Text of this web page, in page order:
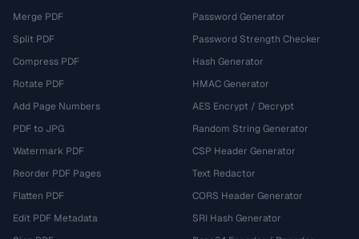
Merge PDF
Split PDF
Compress PDF
Rotate PDF
Add Page Numbers
PDF to JPG
Watermark PDF
Reorder PDF Pages
Flatten PDF
Edit PDF Metadata
Password Generator
Password Strength Checker
Hash Generator
HMAC Generator
AES Encrypt / Decrypt
Random String Generator
CSP Header Generator
Text Redactor
CORS Header Generator
SRI Hash Generator